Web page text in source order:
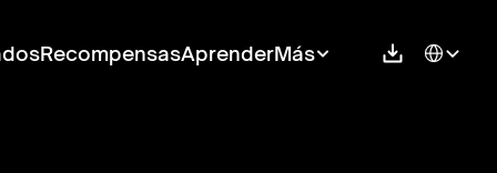
RecompensasAprenderMás Select